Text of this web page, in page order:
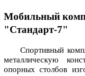
Мобильный
"Стандарт-7"
Спортивный
металлическую
опорных столбов